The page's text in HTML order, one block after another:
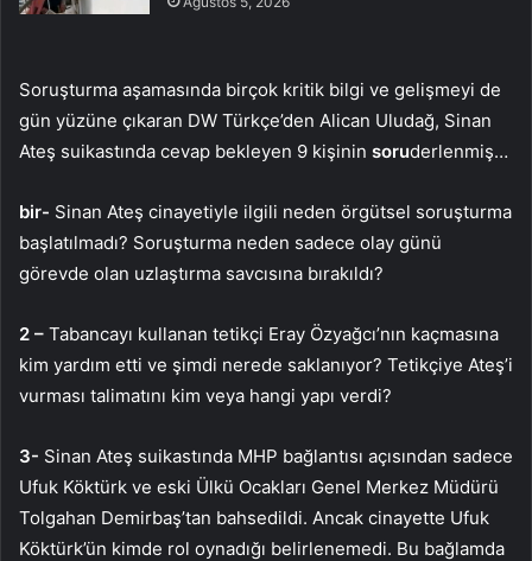
Soruşturma aşamasında birçok kritik bilgi ve gelişmeyi de
gün yüzüne çıkaran DW Türkçe’den Alican Uludağ, Sinan
Ateş suikastında cevap bekleyen 9 kişinin soruderlenmiş…
bir- Sinan Ateş cinayetiyle ilgili neden örgütsel soruşturma
başlatılmadı? Soruşturma neden sadece olay günü
görevde olan uzlaştırma savcısına bırakıldı?
2 – Tabancayı kullanan tetikçi Eray Özyağcı’nın kaçmasına
kim yardım etti ve şimdi nerede saklanıyor? Tetikçiye Ateş’i
vurması talimatını kim veya hangi yapı verdi?
3- Sinan Ateş suikastında MHP bağlantısı açısından sadece
Ufuk Köktürk ve eski Ülkü Ocakları Genel Merkez Müdürü
Tolgahan Demirbaş’tan bahsedildi. Ancak cinayette Ufuk
Köktürk’ün kimde rol oynadığı belirlenemedi. Bu bağlamda